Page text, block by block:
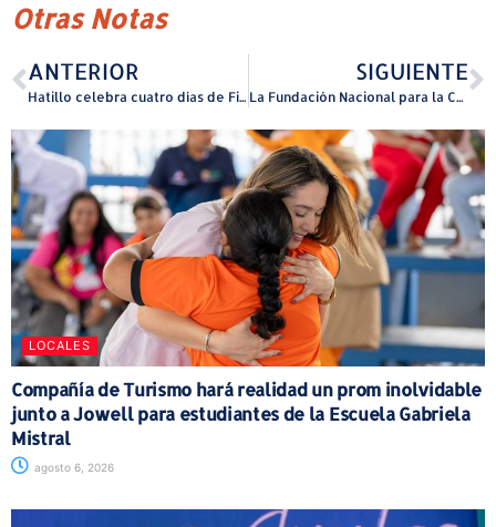
Otras Notas
ANTERIOR
Hatillo celebra cuatro días de Fiestas Patronales 2026
SIGUIENTE
La Fundación Nacional para la Cultura Popular celebra 30 años junto a la prestigiosa Spanish Harlem Orchestra
LOCALES
Compañía de Turismo hará realidad un prom inolvidable
junto a Jowell para estudiantes de la Escuela Gabriela
Mistral
agosto 6, 2026